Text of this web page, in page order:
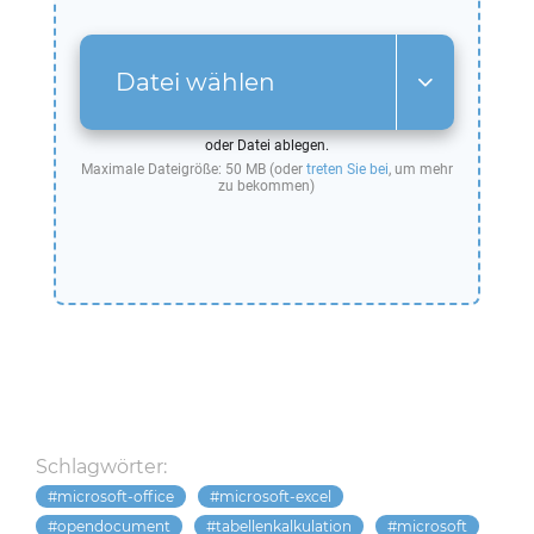
Datei wählen
oder Datei ablegen.
Maximale Dateigröße: 50 MB (oder treten Sie bei, um mehr
zu bekommen)
Schlagwörter:
microsoft-office
microsoft-excel
opendocument
tabellenkalkulation microsoft